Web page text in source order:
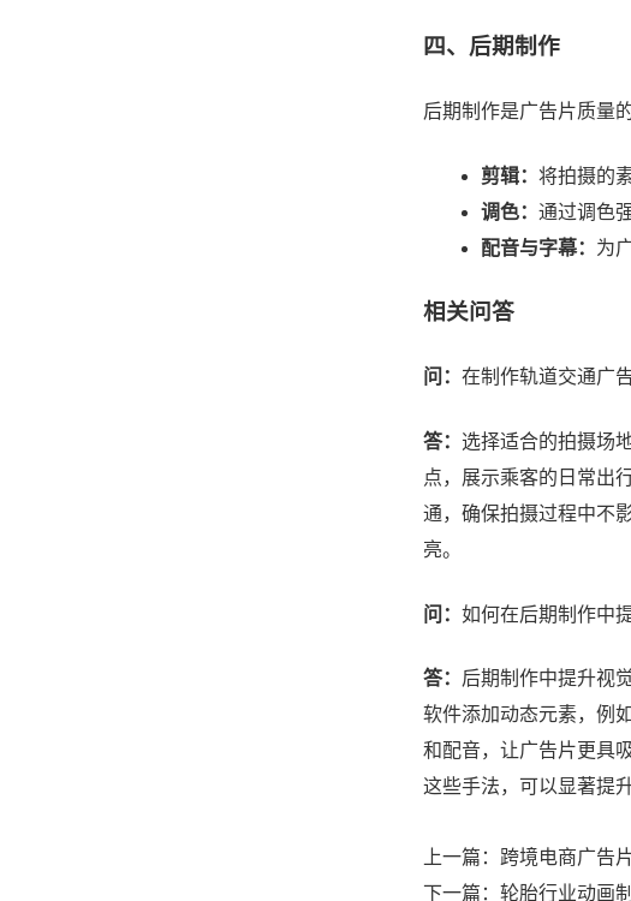
四、后期制作
后期制作是广告片质量
剪辑： 将拍摄的
调色： 通过调色
配音与字幕： 为
相关问答
问： 在制作轨道交通广
答： 选择适合的拍摄场
点，展示乘客的日常出
通，确保拍摄过程中不
亮。
问： 如何在后期制作中
答： 后期制作中提升视
软件添加动态元素，例
和配音，让广告片更具
这些手法，可以显著提
上一篇： 跨境电商广告
下一篇： 轮胎行业动画